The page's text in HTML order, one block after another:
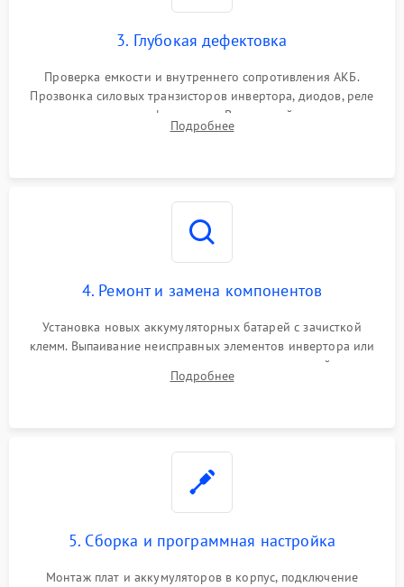
3. Глубокая дефектовка
Проверка емкости и внутреннего сопротивления АКБ.
Прозвонка силовых транзисторов инвертора, диодов, реле
переключения и трансформатора. Визуальный поиск вздутых
конденсаторов и прогаров на печатной плате.
Подробнее
4. Ремонт и замена компонентов
Установка новых аккумуляторных батарей с зачисткой
клемм. Выпаивание неисправных элементов инвертора или
цепи зарядки и монтаж новых радиодеталей.
Восстановление поврежденных токоведущих дорожек и
Подробнее
5. Сборка и программная настройка
Монтаж плат и аккумуляторов в корпус, подключение